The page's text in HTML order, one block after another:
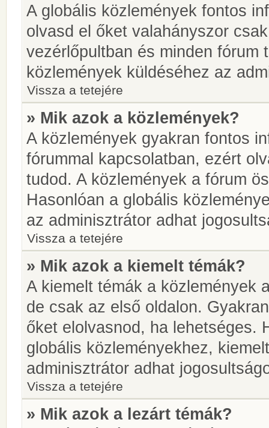
A globális közlemények fontos
olvasd el őket valahányszor
vezérlőpultban és minden fórum
közlemények küldéséhez az
Vissza a tetejére
» Mik azok a közlemények?
A közlemények gyakran fontos
fórummal kapcsolatban, ezért
tudod. A közlemények a fórum
Hasonlóan a globális
az adminisztrátor adhat
Vissza a tetejére
» Mik azok a kiemelt témák?
A kiemelt témák a közlemények
de csak az első oldalon.
őket elolvasnod, ha lehetséges.
globális közleményekhez,
adminisztrátor adhat
Vissza a tetejére
» Mik azok a lezárt témák?